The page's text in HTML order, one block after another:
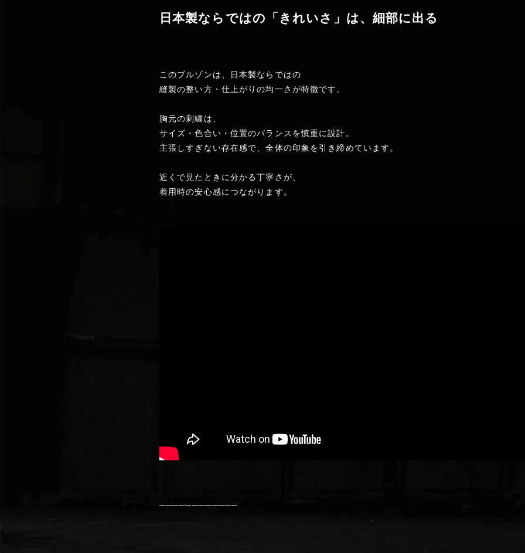
日本製ならではの「きれいさ」は、細部に出る
このブルゾンは、日本製ならではの
縫製の整い方・仕上がりの均一さが特徴です。
胸元の刺繍は、
サイズ・色合い・位置のバランスを慎重に設計。
主張しすぎない存在感で、全体の印象を引き締めています。
近くで見たときに分かる丁寧さが、
着用時の安心感につながります。
────────────